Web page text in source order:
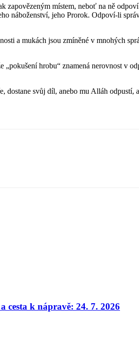
místem, neboť na ně
náboženství, jeho Prorok. Odpoví-li
a mukách jsou zmíněné v mnohých
hrobu“ znamená nerovnost v
dostane svůj díl, anebo mu Alláh
k nápravě: 24. 7. 2026